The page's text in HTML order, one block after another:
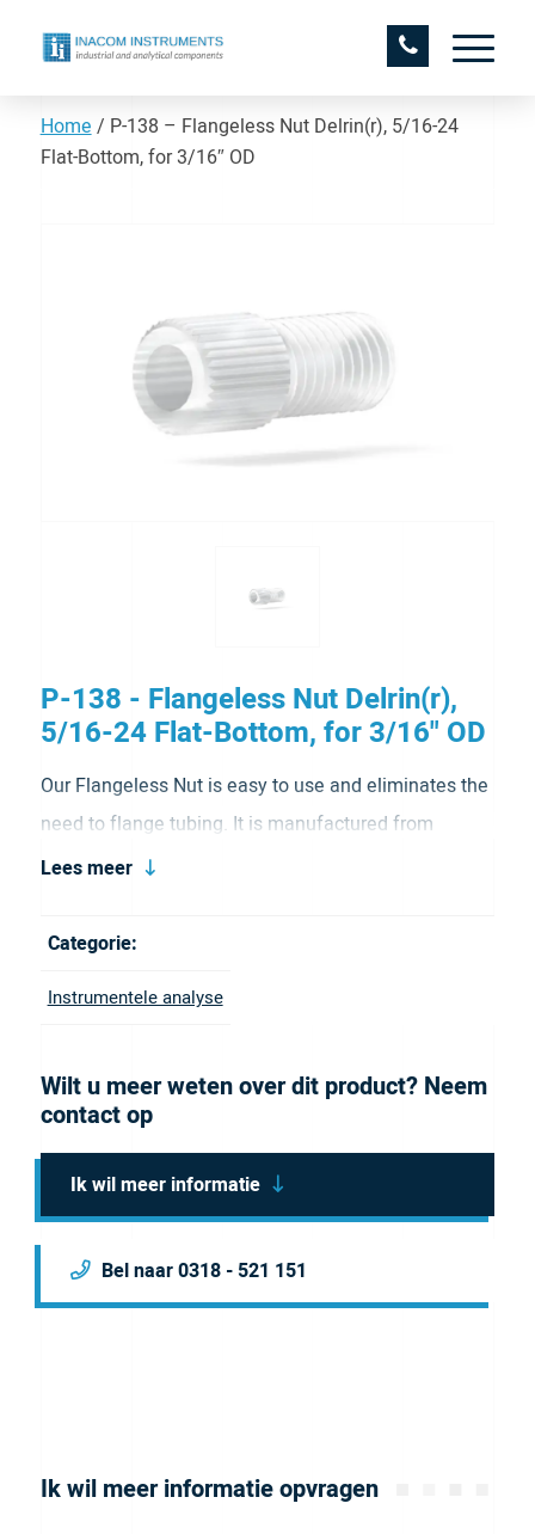
Home / P-138 – Flangeless Nut Delrin(r), 5/16-24
Flat-Bottom, for 3/16″ OD
P-138 - Flangeless Nut Delrin(r),
5/16-24 Flat-Bottom, for 3/16" OD
Our Flangeless Nut is easy to use and eliminates the
need to flange tubing. It is manufactured from
versatile Delrin (acetal resin). This material allows
use. It’s Flat-Bottom port is one of the most
a 5/16-24 thread port configuration and is for a
Lees meer
Categorie:
Instrumentele analyse
Wilt u meer weten over dit product? Neem
contact op
Ik wil meer informatie
Bel naar 0318 - 521 151
Ik wil meer informatie opvragen